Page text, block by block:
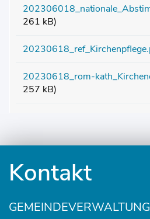
261 kB)
20230618_rom-
257 kB)
Kontakt
GEMEINDEVERWALTUNG